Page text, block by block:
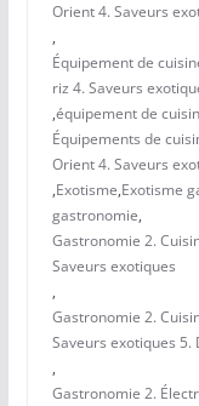
Orient 4. Saveurs
,
Équipement de
riz 4. Saveurs
,équipement de
Équipements de
Orient 4. Saveurs
,Exotisme,Exotisme
gastronomie,
Gastronomie 2.
Saveurs exotiques
,
Gastronomie 2.
Saveurs exotiques
,
Gastronomie 2.